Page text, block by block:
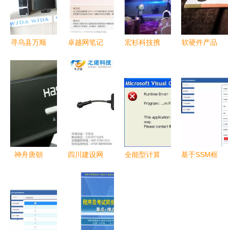
寻乌县万顺
耕计算机软
硬件，助推
卓越网笔记
查询全攻略
选购指南
宏杉科技携
2018自主
可控计算机
大会，赋能
础架构
软硬件产品
的双轨发展
神舟唐朝
计、性能与
软硬件配置
四川建设网
司 深耕计
算机软硬件
设计，赋能
全能型计算
基于SSM框